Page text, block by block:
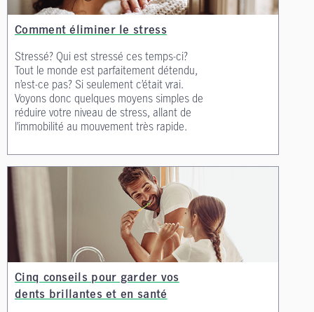
Comment éliminer le stress
Stressé? Qui est stressé ces temps-ci?
Tout le monde est parfaitement détendu,
n’est-ce pas? Si seulement c’était vrai.
Voyons donc quelques moyens simples de
réduire votre niveau de stress, allant de
l’immobilité au mouvement très rapide.
Cinq conseils pour garder vos
dents brillantes et en santé